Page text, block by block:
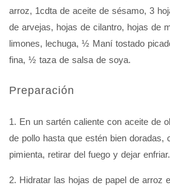
arroz, 1cdta de aceite de sésamo, 3
de arvejas, hojas de cilantro, hojas de
limones, lechuga, ½ Maní tostado
fina, ½ taza de salsa de soya.
Preparación
1. En un sartén caliente con aceite de
de pollo hasta que estén bien doradas,
pimienta, retirar del fuego y dejar enfriar.
2. Hidratar las hojas de papel de arroz